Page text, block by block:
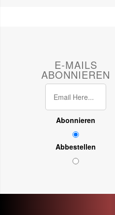
E-MAILS
ABONNIEREN
Abonnieren
Abbestellen